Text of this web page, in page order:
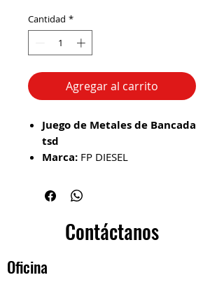
Cantidad *
Agregar al carrito
Juego de Metales de Bancada
tsd
Marca: FP DIESEL
NT855, Big Cam 350, 400 y
N14
No. de Parte:
Descripción del Producto
cigüeñal del motor
Contáctanos
Oficina